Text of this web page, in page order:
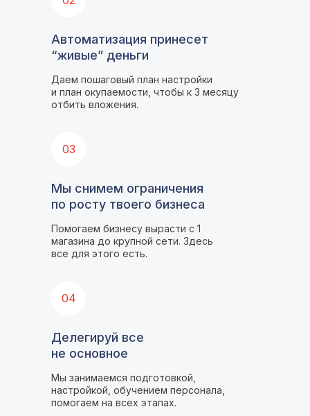
Мы занимаемся подготовкой,
настройкой, обучением персонала,
помогаем на всех этапах.
Даем пошаговый план настройки
и план окупаемости, чтобы к 3 месяцу
отбить вложения.
Помогаем бизнесу вырасти с 1
магазина до крупной сети. Здесь
все для этого есть.
Делегируй все
не основное
Автоматизация принесет
“живые” деньги
Мы снимем ограничения
по росту твоего бизнеса
04
03